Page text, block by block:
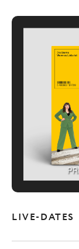
LIVE-DATES